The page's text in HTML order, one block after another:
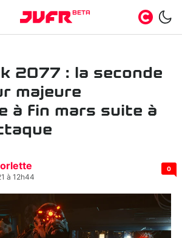
BETA
2077 : la seconde
majeure
à fin mars suite à
à 12h44
0